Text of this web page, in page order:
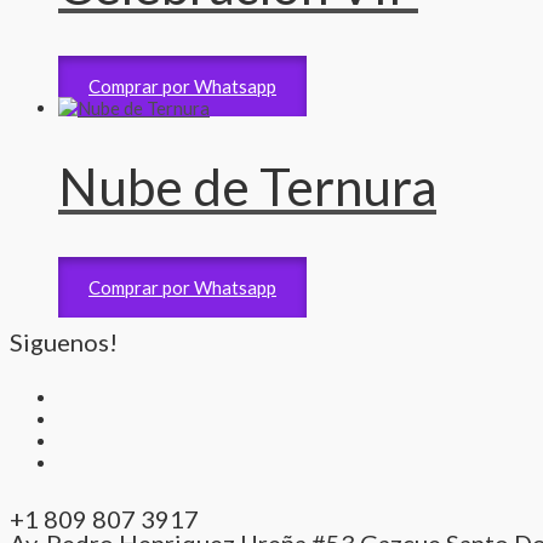
Arreglos de Bases7,765RD$
Comprar por Whatsapp
Nube de Ternura
Arreglos de Bases2,810RD$
Comprar por Whatsapp
Siguenos!
+1 809 807 3917